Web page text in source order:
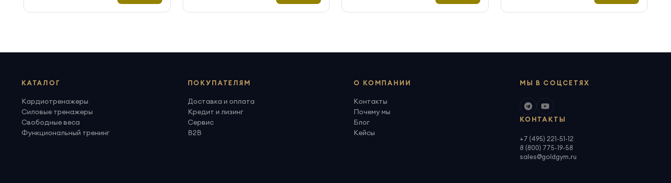
КАТАЛОГ
Кардиотренажеры
Силовые тренажеры
Свободные веса
Функциональный тренинг
ПОКУПАТЕЛЯМ
Доставка и оплата
Кредит и лизинг
Сервис
B2B
О КОМПАНИИ
Контакты
Почему мы
Блог
Кейсы
МЫ В СОЦСЕТЯХ
КОНТАКТЫ
+7 (495) 221-51-12
8 (800) 775-19-58
sales@goldgym.ru